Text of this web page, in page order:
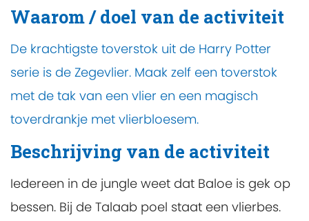
Waarom / doel van de activiteit
De krachtigste toverstok uit de Harry Potter
serie is de Zegevlier. Maak zelf een toverstok
met de tak van een vlier en een magisch
toverdrankje met vlierbloesem.
Beschrijving van de activiteit
Iedereen in de jungle weet dat Baloe is gek op
bessen. Bij de Talaab poel staat een vlierbes.